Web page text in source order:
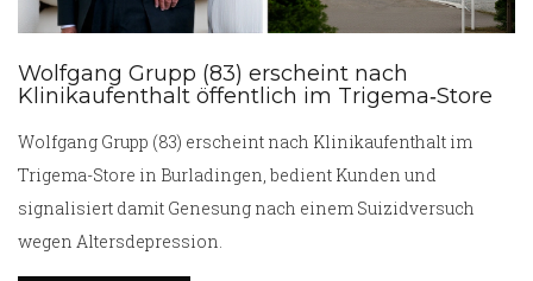
Wolfgang Grupp (83) erscheint nach
Klinikaufenthalt öffentlich im Trigema‑Store
Wolfgang Grupp (83) erscheint nach Klinikaufenthalt im
Trigema-Store in Burladingen, bedient Kunden und
signalisiert damit Genesung nach einem Suizidversuch
wegen Altersdepression.